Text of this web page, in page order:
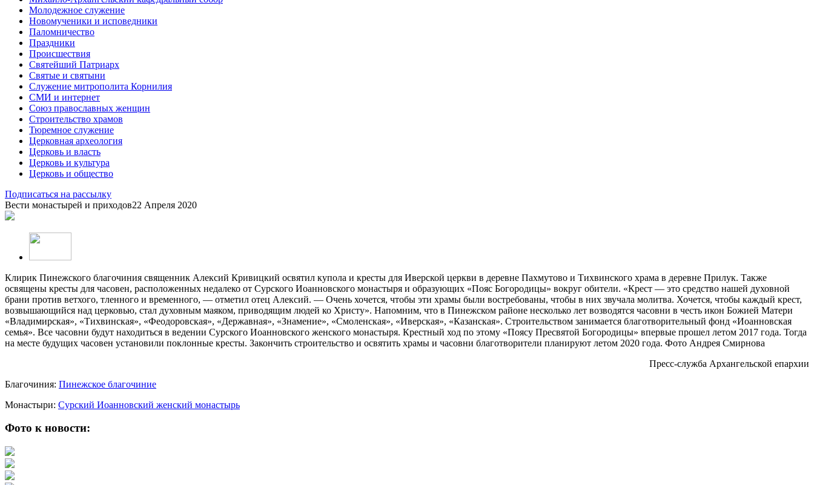
Молодежное служение
Новомученики и исповедники
Паломничество
Праздники
Происшествия
Святейший Патриарх
Святые и святыни
Служение митрополита Корнилия
СМИ и интернет
Союз православных женщин
Строительство храмов
Тюремное служение
Церковная археология
Церковь и власть
Церковь и культура
Церковь и общество
Подписаться на рассылку
Вести монастырей и приходов22 Апреля 2020
Клирик Пинежского благочиния священник Алексий Кривицкий освятил купола и кресты для Иверской церкви в деревне Пахмутово и Тихвинского храма в деревне Прилук. Также
освящены кресты для часовен, расположенных недалеко от Сурского Иоанновского монастыря и образующих «Пояс Богородицы» вокруг обители. «Крест — это средство нашей духовной
брани против ветхого, тленного и временного, — отметил отец Алексий. — Очень хочется, чтобы эти храмы были востребованы, чтобы в них звучала молитва. Хочется, чтобы каждый крест,
возвышающийся над церковью, стал духовным маяком, приводящим людей ко Христу». Напомним, что в Пинежском районе несколько лет возводятся часовни в честь икон Божией Матери
«Владимирская», «Тихвинская», «Феодоровская», «Державная», «Знамение», «Смоленская», «Иверская», «Казанская». Строительством занимается благотворительный фонд «Иоанновская
семья». Все часовни будут находиться в ведении Сурского Иоанновского женского монастыря. Крестный ход по этому «Поясу Пресвятой Богородицы» впервые прошел летом 2017 года. Тогда
на месте будущих часовен установили поклонные кресты. Закончить строительство и освятить храмы и часовни благотворители планируют летом 2020 года. Фото Андрея Смирнова
Пресс-служба Архангельской епархии
Благочиния: Пинежское благочиние
Монастыри: Сурский Иоанновский женский монастырь
Фото к новости: